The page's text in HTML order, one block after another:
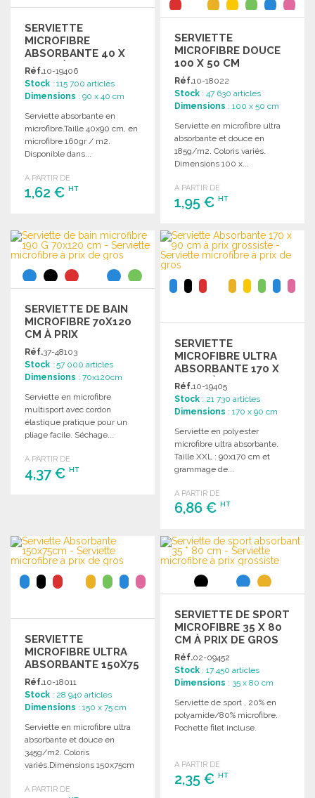
SERVIETTE
MICROFIBRE
ABSORBANTE 40 X
90 CM À PRIX DE
GROS
Réf.10-19406
Stock : 115 700 articles
Dimensions : 90 x 40 cm
Serviette absorbante en
microfibre.Taille 40x90 cm, en
microfibre 160gr / m2.
Disponible dans...
A PARTIR DE
1,62 € HT
Demander un devis
SERVIETTE
MICROFIBRE DOUCE
100 X 50 CM
Réf.10-18022
Stock : 47 630 articles
Dimensions : 100 x 50 cm
Serviette en microfibre ultra
absorbante et douce en
185g/m2. Coloris variés.
Dimensions 100 x...
A PARTIR DE
1,95 €HT
COMMANDER
Demander un devis
SERVIETTE DE BAIN
MICROFIBRE 70X120
CM À PRIX
GROSSISTE
Réf.37-48103
Stock : 57 000 articles
Dimensions : 70x120cm
Serviette en microfibre
multisport avec cordon
élastique pratique pour un
pliage facile. Séchage...
A PARTIR DE
4,37 € HT
SERVIETTE
MICROFIBRE ULTRA
ABSORBANTE 170 X
90 CM À PRIX
GROSSISTE
Réf.10-19405
Stock : 21 730 articles
Dimensions : 170 x 90 cm
Serviette en polyester
microfibre ultra absorbante.
Taille XXL : 90x170 cm et
grammage de...
A PARTIR DE
6,86 €HT
COMMANDER
Demander un devis
SERVIETTE
MICROFIBRE ULTRA
ABSORBANTE 150X75
CM
Réf.10-18011
Stock : 28 940 articles
Dimensions : 150 x 75 cm
Serviette en microfibre ultra
absorbante et douce en
345g/m2. Coloris
variés.Dimensions 150x75cm
A PARTIR DE
SERVIETTE DE SPORT
MICROFIBRE 35 X 80
CM À PRIX DE GROS
Réf.02-09452
Stock : 17 450 articles
Dimensions : 35 x 80 cm
Serviette de sport , 20% en
polyamide/80% microfibre.
Pochette filet incluse.
A PARTIR DE
2,35 €HT